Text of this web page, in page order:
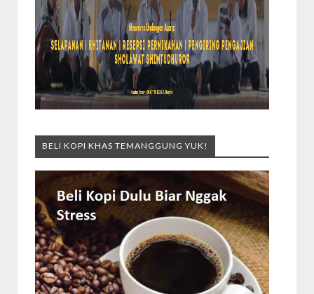
BELI KOPI KHAS TEMANGGUNG YUK!